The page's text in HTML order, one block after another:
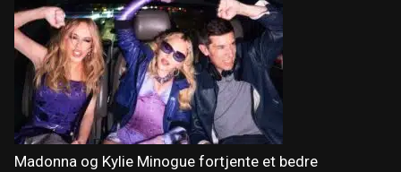
Madonna og Kylie Minogue fortjente et bedre